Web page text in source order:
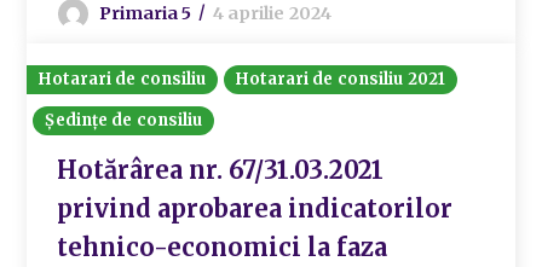
Primaria 5 4 aprilie 2024
Hotarari de consiliu
Hotarari de consiliu 2021
Ședințe de consiliu
Hotărârea nr. 67/31.03.2021
privind aprobarea indicatorilor
tehnico-economici la faza